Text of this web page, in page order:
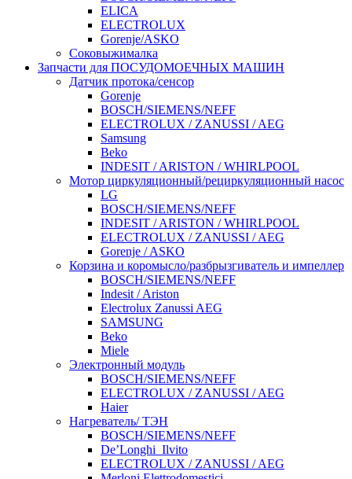
ELICA
ELECTROLUX
Gorenje/ASKO
Соковыжималка
Запчасти для ПОСУДОМОЕЧНЫХ МАШИН
Датчик протока/сенсор
Gorenje
BOSCH/SIEMENS/NEFF
ELECTROLUX / ZANUSSI / AEG
Samsung
Beko
INDESIT / ARISTON / WHIRLPOOL
Мотор циркуляционный/рециркуляционный насос
LG
BOSCH/SIEMENS/NEFF
INDESIT / ARISTON / WHIRLPOOL
ELECTROLUX / ZANUSSI / AEG
Gorenje / ASKO
Корзина и коромысло/разбрызгиватель и импеллер
BOSCH/SIEMENS/NEFF
Indesit / Ariston
Electrolux Zanussi AEG
SAMSUNG
Beko
Miele
Электронный модуль
BOSCH/SIEMENS/NEFF
ELECTROLUX / ZANUSSI / AEG
Haier
Нагреватель/ ТЭН
BOSCH/SIEMENS/NEFF
De’Longhi_Ilvito
ELECTROLUX / ZANUSSI / AEG